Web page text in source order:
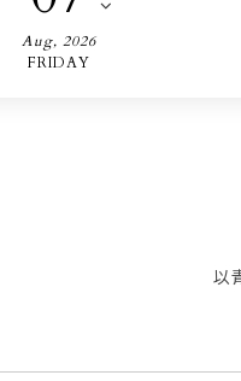
Aug, 2026
FRIDAY
以